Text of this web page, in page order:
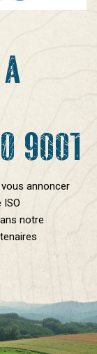
9001
annoncer
notre